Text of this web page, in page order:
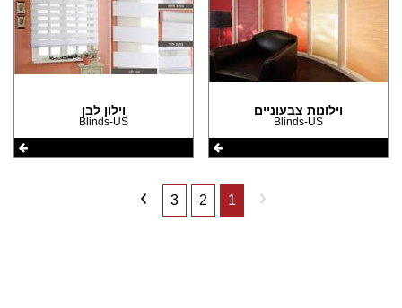
וילונות צבעוניים
Blinds-US
וילון לבן
Blinds-US
1
2
3